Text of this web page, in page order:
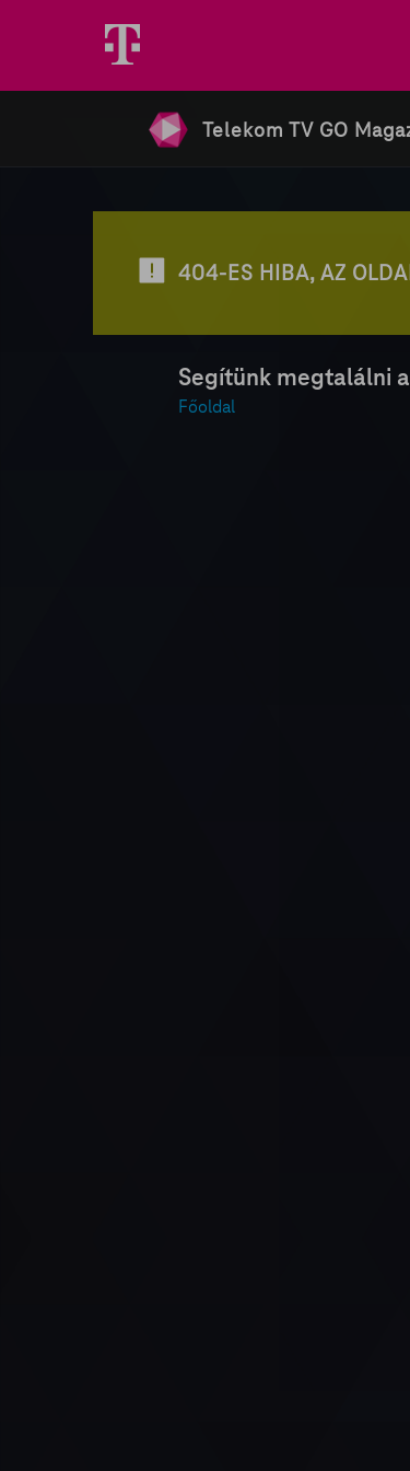
Telekom TV GO
404-ES HIBA, AZ
Segítünk megtalálni
Főoldal